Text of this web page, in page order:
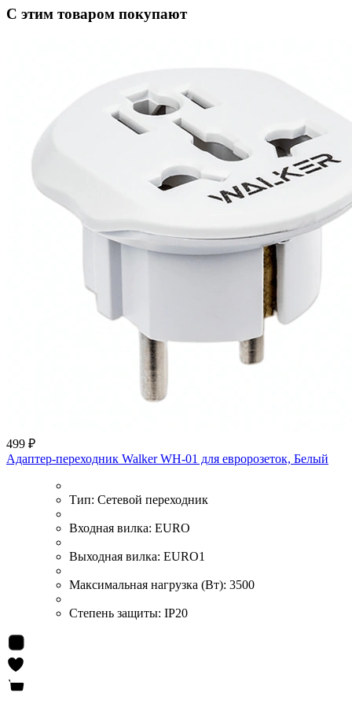
С этим товаром покупают
499 ₽
Адаптер-переходник Walker WH-01 для евророзеток, Белый
Тип: Сетевой переходник
Входная вилка: EURO
Выходная вилка: EURO1
Максимальная нагрузка (Вт): 3500
Степень защиты: IP20